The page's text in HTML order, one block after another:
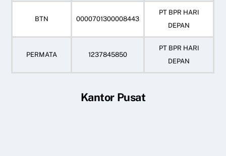
BTN 0000701300008443
PT BPR HARI
DEPAN
PERMATA 1237845850
PT BPR HARI
DEPAN
Kantor Pusat